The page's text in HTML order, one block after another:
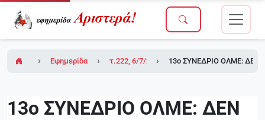
Εφημερίδα Αριστερά!τ.222, 6/7/2007 13ο ΣΥΝΕΔΡΙΟ ΟΛΜΕ: ΔΕΝ
13ο ΣΥΝΕΔΡΙΟ ΟΛΜΕ: ΔΕΝ